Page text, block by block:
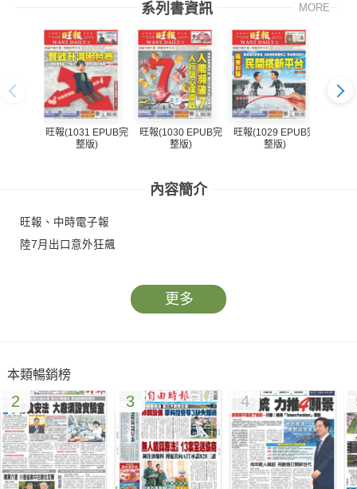
系列書資訊 MORE
旺報(1031 EPUB完
整版)
旺報(1030 EPUB完
整版)
旺報(1029 EPUB完
整版)
內容簡介
旺報、中時電子報
陸7月出口意外狂飆
更多
本類暢銷榜
2 3 4